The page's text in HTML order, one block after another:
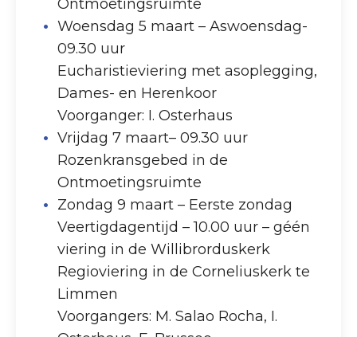
Ontmoetingsruimte
Woensdag 5 maart – Aswoensdag-
09.30 uur
Eucharistieviering met asoplegging,
Dames- en Herenkoor
Voorganger: I. Osterhaus
Vrijdag 7 maart– 09.30 uur
Rozenkransgebed in de
Ontmoetingsruimte
Zondag 9 maart – Eerste zondag
Veertigdagentijd – 10.00 uur – géén
viering in de Willibrorduskerk
Regioviering in de Corneliuskerk te
Limmen
Voorgangers: M. Salao Rocha, I.